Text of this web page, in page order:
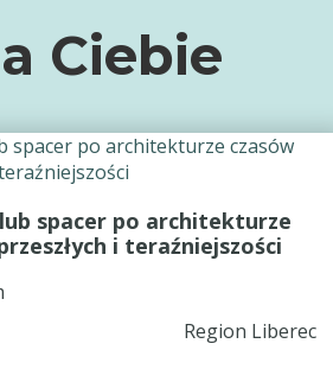
Ciebie
spacer po architekturze
i teraźniejszości
Region Liberec